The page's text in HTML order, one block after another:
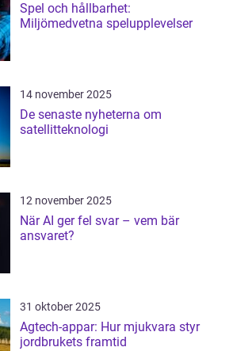
Spel och hållbarhet:
Miljömedvetna spelupplevelser
14 november 2025
De senaste nyheterna om
satellitteknologi
12 november 2025
När AI ger fel svar – vem bär
ansvaret?
31 oktober 2025
Agtech-appar: Hur mjukvara styr
jordbrukets framtid